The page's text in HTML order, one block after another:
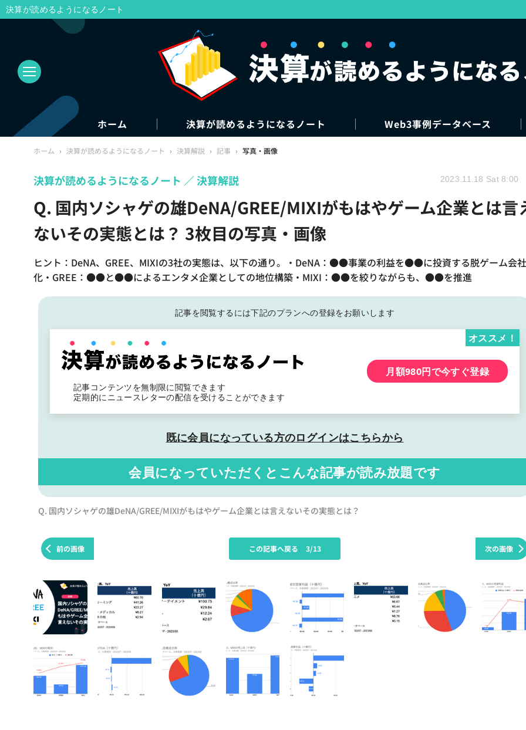
ホーム 決算が読めるようになるノート Web3事例データベース
ホーム › 決算が読めるようになるノート › 決算解説 › 記事 › 写真・画像
Q. 国内ソシャゲの雄DeNA/GREE/MIXIがもはやゲーム企業とは言
ないその実態とは？ 3枚目の写真・画像
ヒント：DeNA、GREE、MIXIの3社の実態は、以下の通り。・DeNA：●●事業の利益を●●に投資する脱ゲーム会社
化・GREE：●●と●●によるエンタメ企業としての地位構築・MIXI：●●を絞りながらも、●●を推進
決算が読めるようになるノート 決算解説 2023.11.18 Sat 8:00
記事を閲覧するには下記のプランへの登録をお願いします
記事コンテンツを無制限に閲覧できます
定期的にニュースレターの配信を受けることができます
オススメ！
月額980円で今すぐ登録
既に会員になっている方のログインはこちらから
会員になっていただくと こんな記事が読み放題です
Q. 国内ソシャゲの雄DeNA/GREE/MIXIがもはやゲーム企業とは言えないその実態とは？
前の画像 次の画像
この記事へ戻る 3/13
決算が読めるようになるノート